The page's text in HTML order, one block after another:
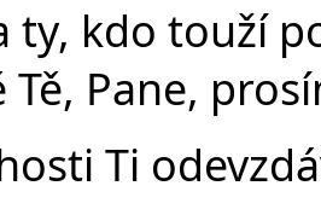
ty, kdo touží
Tě, Pane,
Ti